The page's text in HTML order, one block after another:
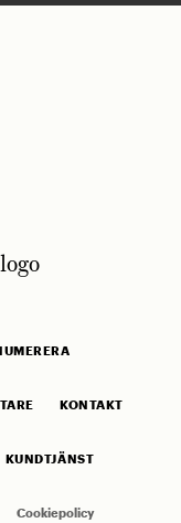
KONTAKT
KUNDTJÄNST
Cookiepolicy